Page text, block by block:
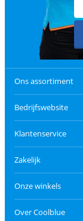
Ons assortiment
Bedrijfswebsite
Klantenservice
Zakelijk
Onze winkels
Over Coolblue